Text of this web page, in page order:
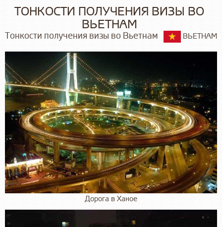
ТОНКОСТИ ПОЛУЧЕНИЯ ВИЗЫ ВО
ВЬЕТНАМ
Тонкости получения визы во Вьетнам ВЬЕТНАМ
Дорога в Ханое